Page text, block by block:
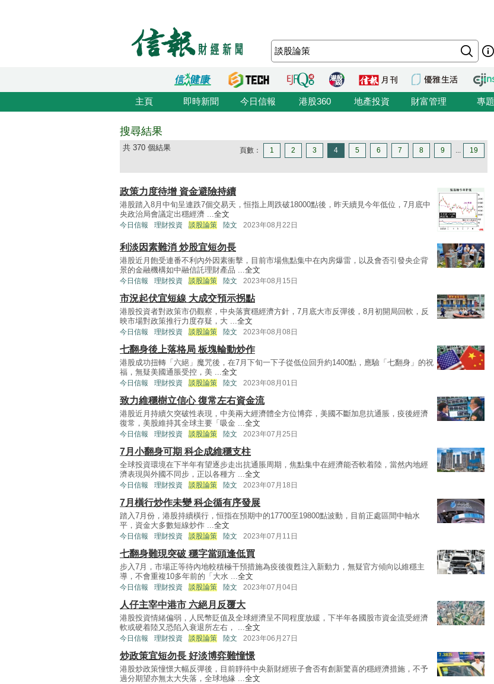
主頁 即時新聞 今日信報 港股360 地產投資 財富管理 專題
搜尋結果
共 370 個結果 頁數： 1 2 3 4 5 6 7 8 9 ... 19
政策力度待增 資金避險持續
港股踏入8月中旬呈連跌7個交易天，恒指上周跌破18000點後，昨天續見今年低位，7月底中
央政治局會議定出穩經濟 ...全文
今日信報 理財投資 談股論策 陸文 2023年08月22日
利淡因素難消 炒股宜短勿長
港股近月飽受連番不利內外因素衝擊，目前市場焦點集中在內房爆雷，以及會否引發央企背
景的金融機構如中融信託理財產品 ... 全文
今日信報 理財投資 談股論策 陸文 2023年08月15日
市況起伏宜短線 大成交預示拐點
港股投資者對政策市仍觀察，中央落實穩經濟方針，7月底大市反彈後，8月初開局回軟，反
映市場對政策推行力度存疑，大 ... 全文
今日信報 理財投資 談股論策 陸文 2023年08月08日
七翻身後上落格局 板塊輪動炒作
港股成功扭轉「六絕」魔咒後，在7月下旬一下子從低位回升約1400點，應驗「七翻身」的祝
福，無疑美國通脹受控，美 ... 全文
今日信報 理財投資 談股論策 陸文 2023年08月01日
致力維穩樹立信心 復常左右資金流
港股近月持續欠突破性表現，中美兩大經濟體全方位博弈，美國不斷加息抗通脹，疫後經濟
復常，美股維持其全球主要「吸金 ... 全文
今日信報 理財投資 談股論策 陸文 2023年07月25日
7月小翻身可期 科企成維穩支柱
全球投資環境在下半年有望逐步走出抗通脹周期，焦點集中在經濟能否軟着陸，當然內地經
濟表現與外國不同步，正以各種方 ... 全文
今日信報 理財投資 談股論策 陸文 2023年07月18日
7月橫行炒作未變 科企循有序發展
踏入7月份，港股持續橫行，恒指在預期中的17700至19800點波動，目前正處區間中軸水
平，資金大多數短線炒作 ... 全文
今日信報 理財投資 談股論策 陸文 2023年07月11日
七翻身難現突破 穩字當頭逢低買
步入7月，市場正等待內地較積極干預措施為疫後復甦注入新動力，無疑官方傾向以維穩主
導，不會重複10多年前的「大水 ... 全文
今日信報 理財投資 談股論策 陸文 2023年07月04日
人仔主宰中港市 六絕月反覆大
港股投資情緒偏弱，人民幣貶值及全球經濟呈不同程度放緩，下半年各國股市資金流受經濟
軟或硬着陸又恐陷入衰退所左右， ... 全文
今日信報 理財投資 談股論策 陸文 2023年06月27日
炒政策宜短勿長 好淡博弈難憧憬
港股炒政策憧憬大幅反彈後，目前靜待中央新財經班子會否有創新驚喜的穩經濟措施，不予
過分期望亦無太大失落，全球地緣 ... 全文